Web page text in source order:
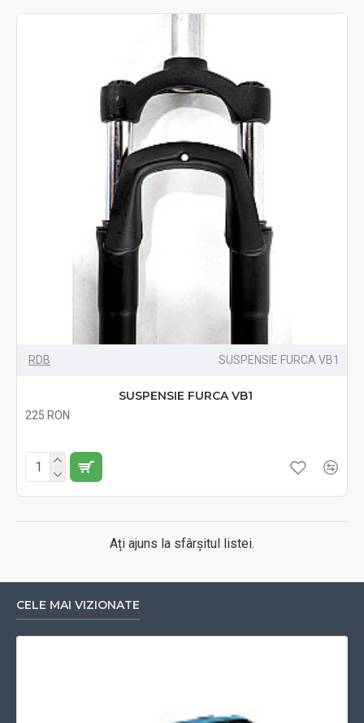
RDB SUSPENSIE FURCA VB1
SUSPENSIE FURCA VB1
225 RON
Ați ajuns la sfârșitul listei.
CELE MAI VIZIONATE